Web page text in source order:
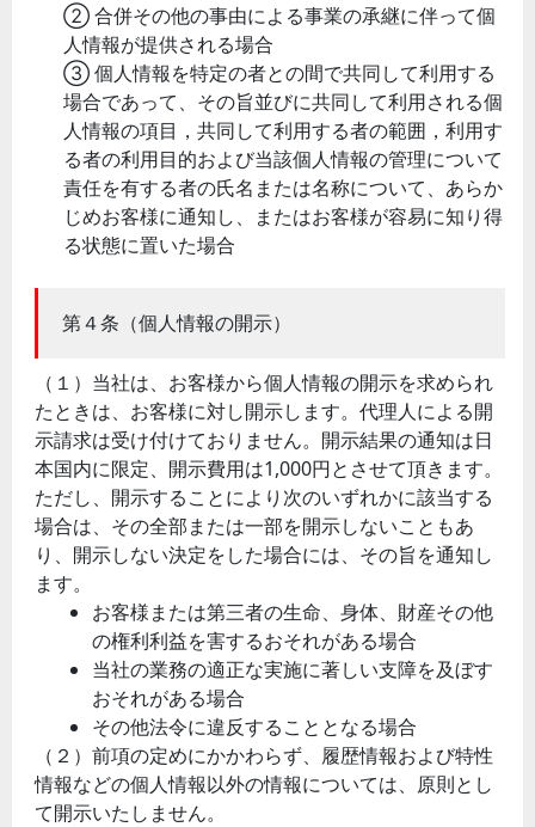
② 合併その他の事由による事業の承継に伴って個
人情報が提供される場合
③ 個人情報を特定の者との間で共同して利用する
場合であって、その旨並びに共同して利用される個
人情報の項目，共同して利用する者の範囲，利用す
る者の利用目的および当該個人情報の管理について
責任を有する者の氏名または名称について、あらか
じめお客様に通知し、またはお客様が容易に知り得
る状態に置いた場合
第４条（個人情報の開示）
（１）当社は、お客様から個人情報の開示を求められ
たときは、お客様に対し開示します。代理人による開
示請求は受け付けておりません。開示結果の通知は日
本国内に限定、開示費用は1,000円とさせて頂きます。
ただし、開示することにより次のいずれかに該当する
場合は、その全部または一部を開示しないこともあ
り、開示しない決定をした場合には、その旨を通知し
ます。
お客様または第三者の生命、身体、財産その他
の権利利益を害するおそれがある場合
当社の業務の適正な実施に著しい支障を及ぼす
おそれがある場合
その他法令に違反することとなる場合
（２）前項の定めにかかわらず、履歴情報および特性
情報などの個人情報以外の情報については、原則とし
て開示いたしません。